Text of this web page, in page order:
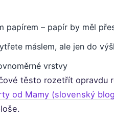
papírem – papír by měl
máslem, ale jen do
vrstvy
těsto rozetřít opravdu
od Mamy (slovenský